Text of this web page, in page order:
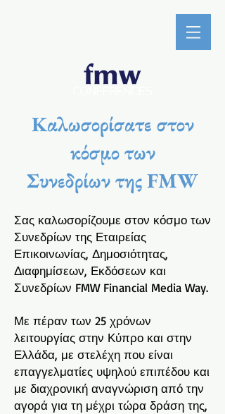
Καλωσορίσατε στον
κόσμο των
Συνεδρίων της FMW
Σας καλωσορίζουμε στον κόσμο των
Συνεδρίων της Εταιρείας
Επικοινωνίας, Δημοσιότητας,
Διαφημίσεων, Εκδόσεων και
Συνεδρίων FMW Financial Media Way.
Με πέραν των 25 χρόνων
λειτουργίας στην Κύπρο και στην
Ελλάδα, με στελέχη που είναι
επαγγελματίες υψηλού επιπέδου και
με διαχρονική αναγνώριση από την
αγορά για τη μέχρι τώρα δράση της,